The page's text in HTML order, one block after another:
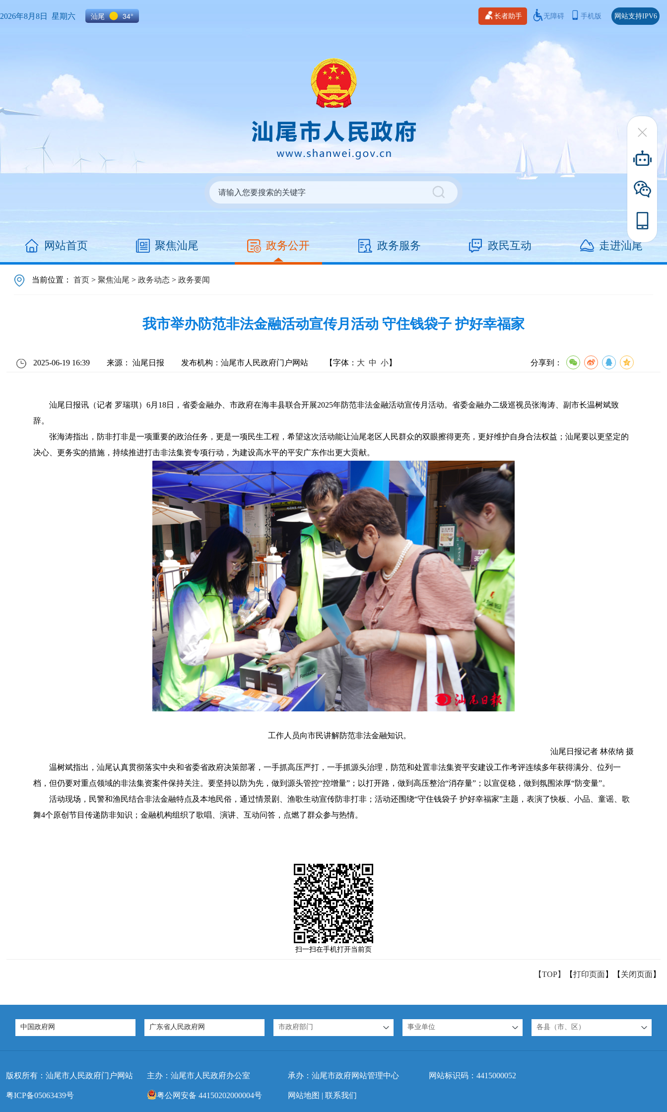
2026年8月8日 星期六 汕尾 34° 长者助手 无障碍 手机版 网站支持IPV6
网站首页 聚焦汕尾 政务公开 政务服务 政民互动 走进汕尾
当前位置：首页 >聚焦汕尾 >政务动态 >政务要闻
我市举办防范非法金融活动宣传月活动 守住钱袋子 护好幸福家
2025-06-19 16:39 来源： 汕尾日报 发布机构：汕尾市人民政府门户网站 【字体： 大 中 小】 分享到：
汕尾日报讯（记者 罗瑞琪）6月18日，省委金融办、市政府在海丰县联合开展2025年防范非法金融活动宣传月活动。省委金融办二级巡视员张海涛、副市长温树斌致
辞。
张海涛指出，防非打非是一项重要的政治任务，更是一项民生工程，希望这次活动能让汕尾老区人民群众的双眼擦得更亮，更好维护自身合法权益；汕尾要以更坚定的
决心、更务实的措施，持续推进打击非法集资专项行动，为建设高水平的平安广东作出更大贡献。
工作人员向市民讲解防范非法金融知识。
汕尾日报记者 林依纳 摄
温树斌指出，汕尾认真贯彻落实中央和省委省政府决策部署，一手抓高压严打，一手抓源头治理，防范和处置非法集资平安建设工作考评连续多年获得满分、位列一
档，但仍要对重点领域的非法集资案件保持关注。要坚持以防为先，做到源头管控“控增量”；以打开路，做到高压整治“消存量”；以宣促稳，做到氛围浓厚“防变量”。
活动现场，民警和渔民结合非法金融特点及本地民俗，通过情景剧、渔歌生动宣传防非打非；活动还围绕“守住钱袋子 护好幸福家”主题，表演了快板、小品、童谣、歌
舞4个原创节目传递防非知识；金融机构组织了歌唱、演讲、互动问答，点燃了群众参与热情。
扫一扫在手机打开当前页
【TOP】 【打印页面】【 关闭页面】
中国政府网 广东省人民政府网 市政府部门 事业单位 各县（市、区）
版权所有：汕尾市人民政府门户网站 主办：汕尾市人民政府办公室 承办：汕尾市政府网站管理中心 网站标识码：4415000052
粤ICP备05063439号 粤公网安备 44150202000004号 网站地图 | 联系我们